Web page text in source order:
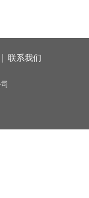
| 联系我们